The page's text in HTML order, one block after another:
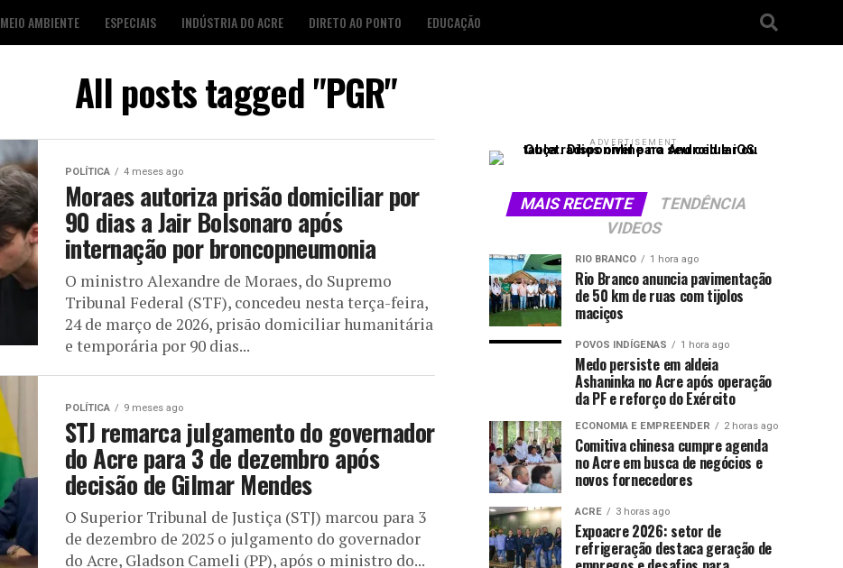
MEIO AMBIENTE ESPECIAIS INDÚSTRIA DO ACRE DIRETO AO PONTO EDUCAÇÃO
All posts tagged "PGR"
POLÍTICA 4 meses ago
Moraes autoriza prisão domiciliar por
90 dias a Jair Bolsonaro após
internação por broncopneumonia
O ministro Alexandre de Moraes, do Supremo
Tribunal Federal (STF), concedeu nesta terça-feira,
24 de março de 2026, prisão domiciliar humanitária
e temporária por 90 dias...
POLÍTICA 9 meses ago
STJ remarca julgamento do governador
do Acre para 3 de dezembro após
decisão de Gilmar Mendes
O Superior Tribunal de Justiça (STJ) marcou para 3
de dezembro de 2025 o julgamento do governador
do Acre, Gladson Cameli (PP), após o ministro do...
ADVERTISEMENT
MAIS RECENTE
TENDÊNCIA
VIDEOS
RIO BRANCO 1 hora ago
Rio Branco anuncia pavimentação
de 50 km de ruas com tijolos
maciços
POVOS INDÍGENAS 1 hora ago
Medo persiste em aldeia
Ashaninka no Acre após operação
da PF e reforço do Exército
ECONOMIA E EMPREENDER 2 horas ago
Comitiva chinesa cumpre agenda
no Acre em busca de negócios e
novos fornecedores
ACRE 3 horas ago
Expoacre 2026: setor de
refrigeração destaca geração de